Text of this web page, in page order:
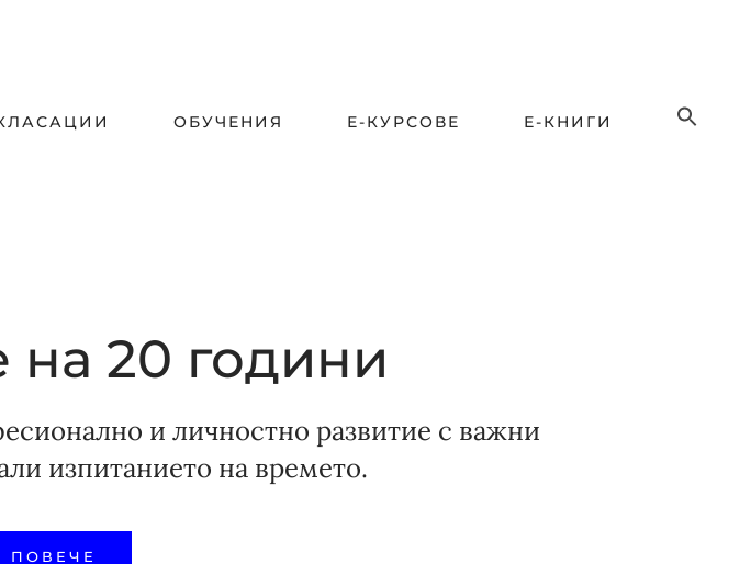
ОБУЧЕНИЯ Е-КУРСОВЕ Е-КНИГИ
на 20 години
и личностно развитие с важни
изпитанието на времето.
ПОВЕЧЕ